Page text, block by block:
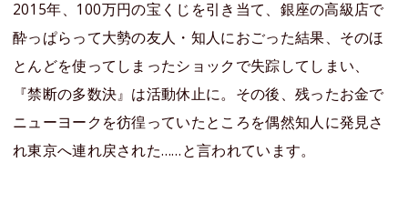
2015年、100万円の宝くじを引き当て、銀座の高級店で
酔っぱらって大勢の友人・知人におごった結果、そのほ
とんどを使ってしまったショックで失踪してしまい、
『禁断の多数決』は活動休止に。その後、残ったお金で
ニューヨークを彷徨っていたところを偶然知人に発見さ
れ東京へ連れ戻された……と言われています。